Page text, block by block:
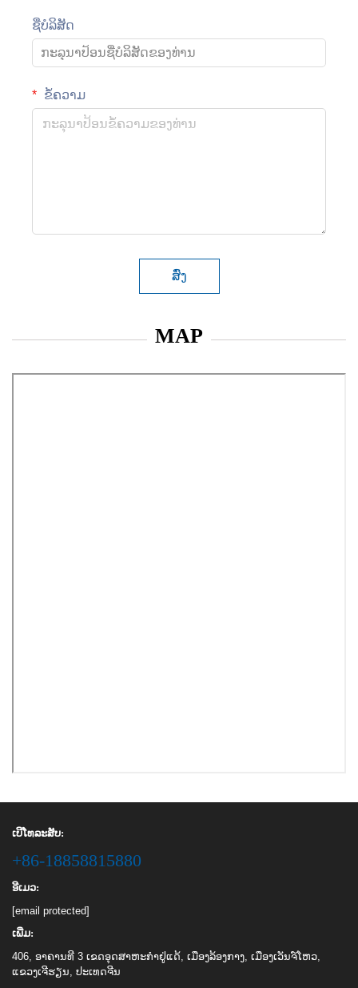
ຊື່ບໍລິສັດ
ຂໍ້ຄວາມ
ສົ່ງ
MAP
ເບີໂທລະສັບ:
+86-18858815880
ອີເມວ:
[email protected]
ເພີ່ມ:
406, ອາຄານທີ 3 ເຂດອຸດສາຫະກຳຢູ່ແດ້, ເມືອງລ້ອງກາງ, ເມືອງເວັນຈ໌ໂຫວ,
ແຂວງເຈີຮຽນ, ປະເທດຈີນ